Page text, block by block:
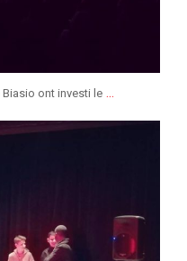
Biasio ont investi le ...